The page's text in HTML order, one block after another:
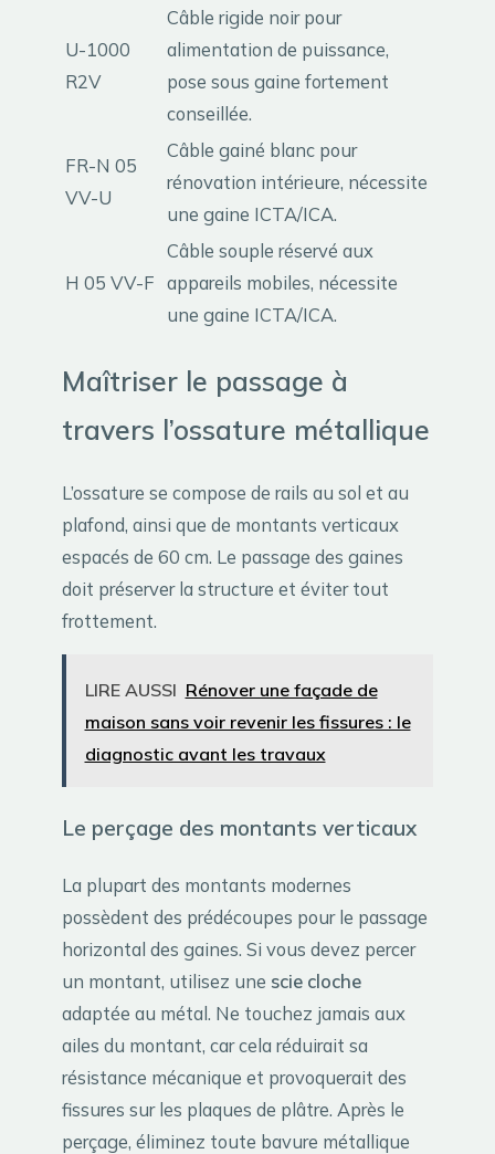
U-1000
R2V
Câble rigide noir pour
alimentation de puissance,
pose sous gaine fortement
conseillée.
FR-N 05
VV-U
Câble gainé blanc pour
rénovation intérieure, nécessite
une gaine ICTA/ICA.
H 05 VV-F
Câble souple réservé aux
appareils mobiles, nécessite
une gaine ICTA/ICA.
Maîtriser le passage à
travers l’ossature métallique
L’ossature se compose de rails au sol et au
plafond, ainsi que de montants verticaux
espacés de 60 cm. Le passage des gaines
doit préserver la structure et éviter tout
frottement.
LIRE AUSSI Rénover une façade de
maison sans voir revenir les fissures : le
diagnostic avant les travaux
Le perçage des montants verticaux
La plupart des montants modernes
possèdent des prédécoupes pour le passage
horizontal des gaines. Si vous devez percer
un montant, utilisez une scie cloche
adaptée au métal. Ne touchez jamais aux
ailes du montant, car cela réduirait sa
résistance mécanique et provoquerait des
fissures sur les plaques de plâtre. Après le
perçage, éliminez toute bavure métallique